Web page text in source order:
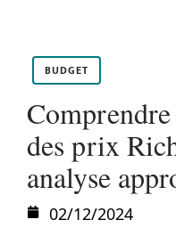
BUDGET
des prix
analyse
02/12/2024